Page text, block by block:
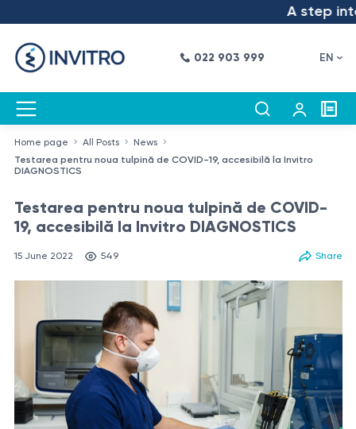
A step into the
022 903 999 EN
Home page All Posts
News
Testarea pentru noua tulpină de COVID-19, accesibilă la Invitro
DIAGNOSTICS
Testarea pentru noua tulpină de COVID-
19, accesibilă la Invitro DIAGNOSTICS
15 June 2022 549 Share